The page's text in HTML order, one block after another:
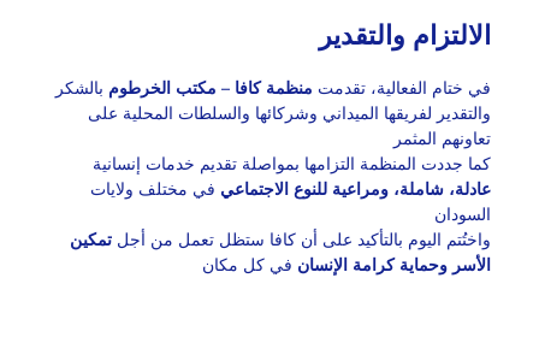
الالتزام والتقدير
في ختام الفعالية، تقدمت منظمة كافا – مكتب الخرطوم بالشكر
والتقدير لفريقها الميداني وشركائها والسلطات المحلية على
تعاونهم المثمر
كما جددت المنظمة التزامها بمواصلة تقديم خدمات إنسانية
عادلة، شاملة، ومراعية للنوع الاجتماعي في مختلف ولايات
السودان
واختُتم اليوم بالتأكيد على أن كافا ستظل تعمل من أجل تمكين
الأسر وحماية كرامة الإنسان في كل مكان